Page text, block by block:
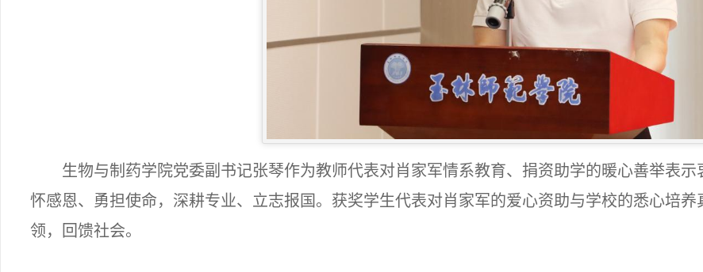
生物与制药学院党委副书记张琴作为教师代表对肖家军情系教育、捐资助学的暖心善举表
怀感恩、勇担使命，深耕专业、立志报国。获奖学生代表对肖家军的爱心资助与学校的悉心培养
领，
回馈社会。